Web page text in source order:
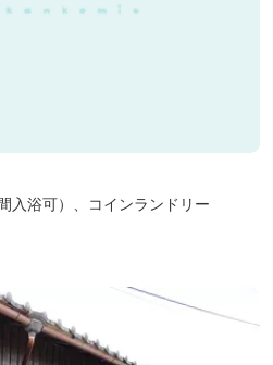
入浴可）、コインランドリー